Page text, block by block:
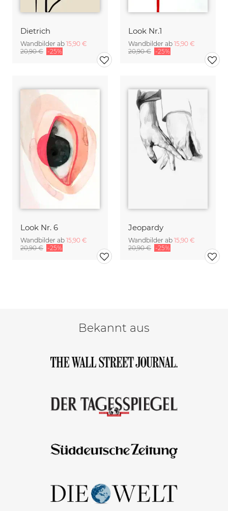
Dietrich
Wandbilder ab 15,90 €
20,90 € -25%
Look Nr.1
Wandbilder ab 15,90 €
20,90 € -25%
Look Nr. 6
Wandbilder ab 15,90 €
20,90 € -25%
Jeopardy
Wandbilder ab 15,90 €
20,90 € -25%
Bekannt aus